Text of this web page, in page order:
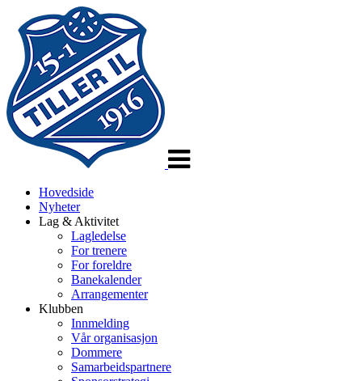
Hovedside
Nyheter
Lag & Aktivitet
Lagledelse
For trenere
For foreldre
Banekalender
Arrangementer
Klubben
Innmelding
Vår organisasjon
Dommere
Samarbeidspartnere